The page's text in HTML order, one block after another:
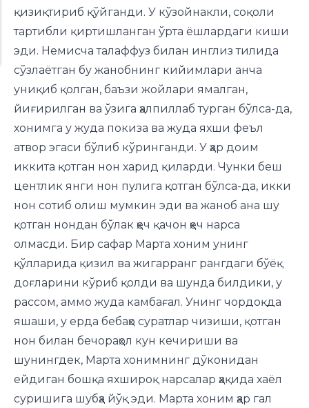
қизиқтириб қўйганди. У кўзойнакли, соқоли
тартибли қиртишланган ўрта ёшлардаги киши
эди. Немисча талаффуз билан инглиз тилида
сўзлаётган бу жанобнинг кийимлари анча
униқиб қолган, баъзи жойлари ямалган,
йиғирилган ва ўзига ҳалпиллаб турган бўлса-да,
хонимга у жуда покиза ва жуда яхши феъл
атвор эгаси бўлиб кўринганди. У ҳар доим
иккита қотган нон харид қиларди. Чунки беш
центлик янги нон пулига қотган бўлса-да, икки
нон сотиб олиш мумкин эди ва жаноб ана шу
қотган нондан бўлак ҳеч қачон ҳеч нарса
олмасди. Бир сафар Марта хоним унинг
қўлларида қизил ва жигарранг рангдаги бўёқ
доғларини кўриб қолди ва шунда билдики, у
рассом, аммо жуда камбағал. Унинг чордоқда
яшаши, у ерда бебаҳо суратлар чизиши, қотган
нон билан бечораҳол кун кечириши ва
шунингдек, Марта хоним­нинг дўконидан
ейдиган бошқа яхшироқ нарсалар ҳақида хаёл
суришига шубҳа йўқ эди. Марта хоним ҳар гал